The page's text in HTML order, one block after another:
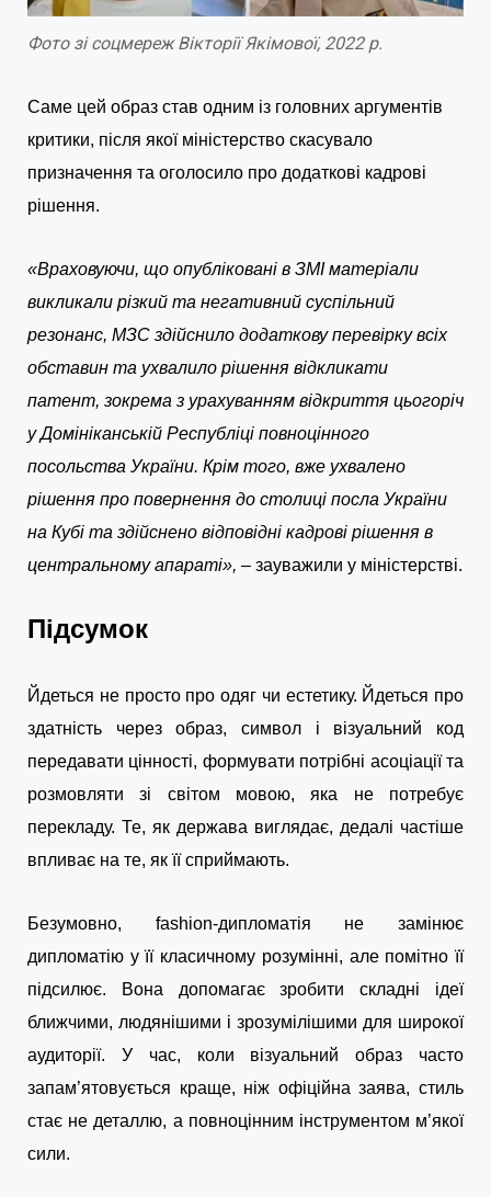
Фото зі соцмереж Вікторії Якімової, 2022 р.
Саме цей образ став одним із головних аргументів
критики, після якої міністерство скасувало
призначення та оголосило про додаткові кадрові
рішення.
«Враховуючи, що опубліковані в ЗМІ матеріали
викликали різкий та негативний суспільний
резонанс, МЗС здійснило додаткову перевірку всіх
обставин та ухвалило рішення відкликати
патент, зокрема з урахуванням відкриття цьогоріч
у Домініканській Республіці повноцінного
посольства України. Крім того, вже ухвалено
рішення про повернення до столиці посла України
на Кубі та здійснено відповідні кадрові рішення в
центральному апараті», – зауважили у міністерстві.
Підсумок
Йдеться не просто про одяг чи естетику. Йдеться про
здатність через образ, символ і візуальний код
передавати цінності, формувати потрібні асоціації та
розмовляти зі світом мовою, яка не потребує
перекладу. Те, як держава виглядає, дедалі частіше
впливає на те, як її сприймають.
Безумовно, fashion-дипломатія не замінює
дипломатію у її класичному розумінні, але помітно її
підсилює. Вона допомагає зробити складні ідеї
ближчими, людянішими і зрозумілішими для широкої
аудиторії. У час, коли візуальний образ часто
запам’ятовується краще, ніж офіційна заява, стиль
стає не деталлю, а повноцінним інструментом м’якої
сили.